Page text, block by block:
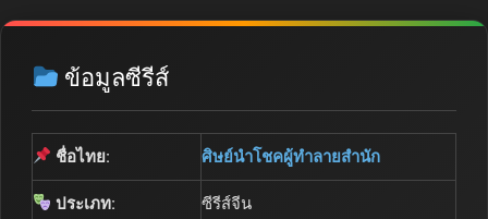
ข้อมูลซีรีส์
ชื่อไทย: ศิษย์นำโชคผู้ทำลายสำนัก
ประเภท: ซีรีส์จีน